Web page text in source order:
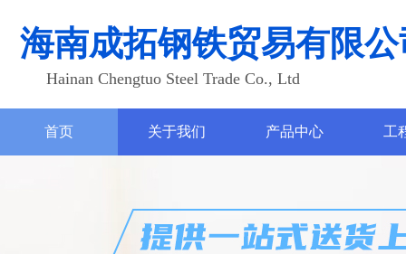
海南成拓钢铁贸易有限
Hainan Chengtuo Steel Trade Co., Ltd
首页 关于我们 产品中心 工